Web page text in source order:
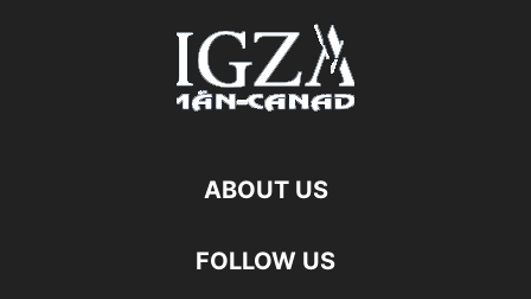
ABOUT US
FOLLOW US